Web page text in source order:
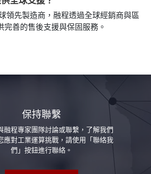
領先製造商，融程透過全球經銷商與區
完善的售後支援與保固服務。
保持聯繫
融程專家團隊討論或聯繫，了解我們
應對工業運算挑戰，請使用「聯絡我
們」按鈕進行聯絡。